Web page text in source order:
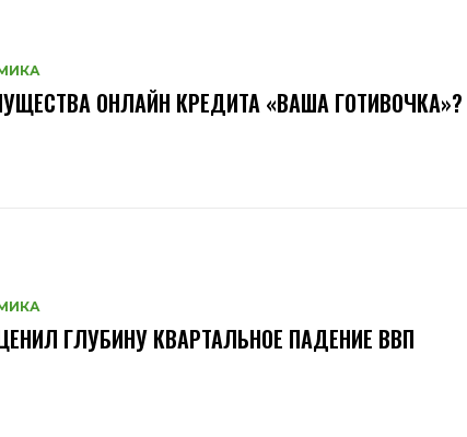
ОНЛАЙН КРЕДИТА «ВАША ГОТИВОЧКА»?
ГЛУБИНУ КВАРТАЛЬНОЕ ПАДЕНИЕ ВВП